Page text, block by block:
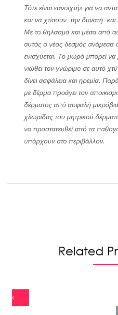
Τότε είναι «ανοιχτή» για να
και να χτίσουν την δυνατή
Με το θηλασμό και μέσα από
αυτός ο νέος δεσμός ανάμεσα
ενισχύεται. Το μωρό μπορεί να
νιώθει τον γνώριμο σε αυτό
δίνει ασφάλεια και ηρεμία.
με δέρμα προάγει τον
δέρματος από ασφαλή
χλωρίδας του μητρικού
να προστατευθεί από τα
υπάρχουν στο περιβάλλον.
Related